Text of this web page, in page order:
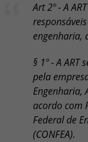
Art 2º - A
engenharia,
§ 1º - A
pela
Engenharia,
acordo com
Federal de
(CONFEA).